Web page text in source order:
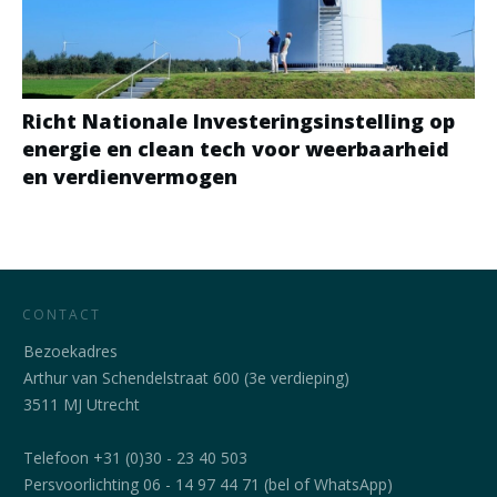
Richt Nationale Investeringsinstelling op
energie en clean tech voor weerbaarheid
en verdienvermogen
CONTACT
Bezoekadres
Arthur van Schendelstraat 600 (3e verdieping)
3511 MJ Utrecht
Telefoon +31 (0)30 - 23 40 503
Persvoorlichting 06 - 14 97 44 71 (bel of WhatsApp)